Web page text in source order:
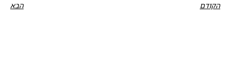
הקודם הבא